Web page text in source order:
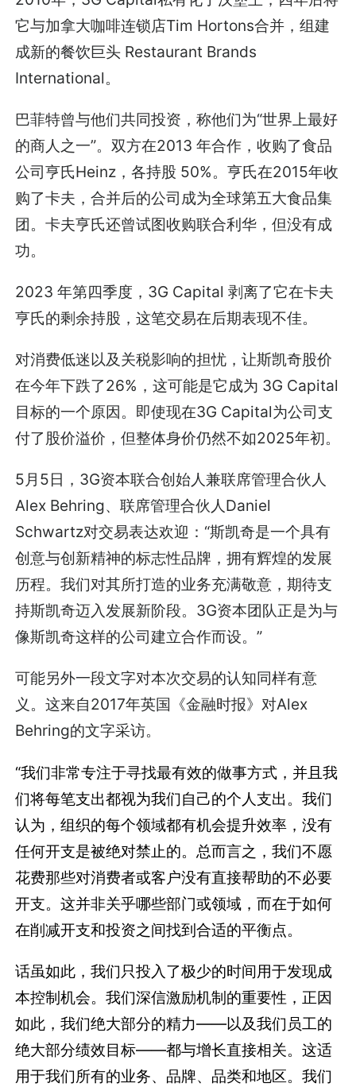
它与加拿大咖啡连锁店Tim Hortons合并，组建
成新的餐饮巨头 Restaurant Brands
International。
巴菲特曾与他们共同投资，称他们为“世界上最好
的商人之一”。双方在2013 年合作，收购了食品
公司亨氏Heinz，各持股 50%。亨氏在2015年收
购了卡夫，合并后的公司成为全球第五大食品集
团。卡夫亨氏还曾试图收购联合利华，但没有成
功。
2023 年第四季度，3G Capital 剥离了它在卡夫
亨氏的剩余持股，这笔交易在后期表现不佳。
对消费低迷以及关税影响的担忧，让斯凯奇股价
在今年下跌了26%，这可能是它成为 3G Capital
目标的一个原因。即使现在3G Capital为公司支
付了股价溢价，但整体身价仍然不如2025年初。
5月5日，3G资本联合创始人兼联席管理合伙人
Alex Behring、联席管理合伙人Daniel
Schwartz对交易表达欢迎：“斯凯奇是一个具有
创意与创新精神的标志性品牌，拥有辉煌的发展
历程。我们对其所打造的业务充满敬意，期待支
持斯凯奇迈入发展新阶段。3G资本团队正是为与
像斯凯奇这样的公司建立合作而设。”
可能另外一段文字对本次交易的认知同样有意
义。这来自2017年英国《金融时报》对Alex
Behring的文字采访。
“我们非常专注于寻找最有效的做事方式，并且我
们将每笔支出都视为我们自己的个人支出。我们
认为，组织的每个领域都有机会提升效率，没有
任何开支是被绝对禁止的。总而言之，我们不愿
花费那些对消费者或客户没有直接帮助的不必要
开支。这并非关乎哪些部门或领域，而在于如何
在削减开支和投资之间找到合适的平衡点。
话虽如此，我们只投入了极少的时间用于发现成
本控制机会。我们深信激励机制的重要性，正因
如此，我们绝大部分的精力——以及我们员工的
绝大部分绩效目标——都与增长直接相关。这适
用于我们所有的业务、品牌、品类和地区。我们